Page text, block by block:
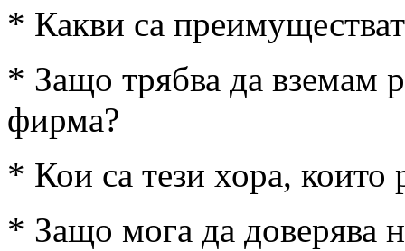
* Какви са
* Защо трябва да вземам
фирма?
* Кои са тези хора, които
* Защо мога да доверява